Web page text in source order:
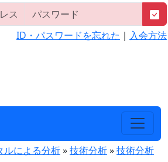
ID・パスワードを忘れた ｜ 入会方法
ルによる分析»技術分析»技術分析